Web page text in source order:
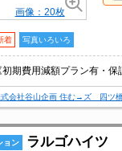
画像：20枚
着 写真いろいろ
初期費用減額プラン有・
式会社谷山企画 住む→ズ 四ツ
ョン ラルゴハイツ